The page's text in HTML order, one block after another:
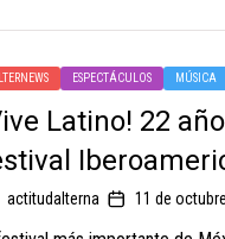
ESPECTÁCULOS MÚSICA
Latino! 22
actitudalterna 11 de